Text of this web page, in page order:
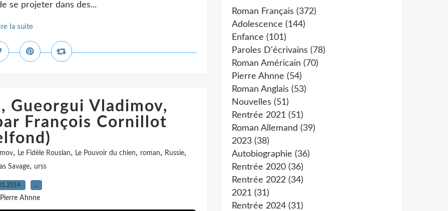
se projeter dans des...
la suite
Gueorgui Vladimov,
François Cornillot
, Le Fidèle Rouslan, Le Pouvoir du chien, roman, Russie,
Savage, urss
…
Ahnne
Roman Français (372)
Adolescence (144)
Enfance (101)
Paroles D'écrivains (78)
Roman Américain (70)
Pierre Ahnne (54)
Roman Anglais (53)
Nouvelles (51)
Rentrée 2021 (51)
Roman Allemand (39)
2023 (38)
Autobiographie (36)
Rentrée 2020 (36)
Rentrée 2022 (34)
2021 (31)
Rentrée 2024 (31)